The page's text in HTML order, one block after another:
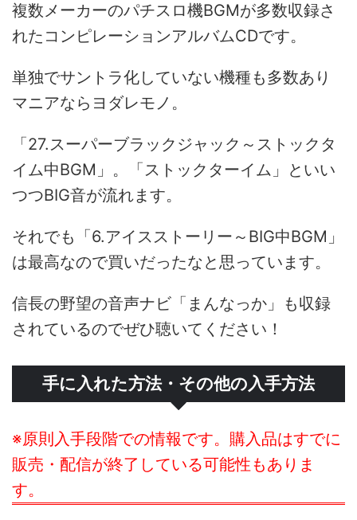
複数メーカーのパチスロ機BGMが多数収録さ
れたコンピレーションアルバムCDです。
単独でサントラ化していない機種も多数あり
マニアならヨダレモノ。
「27.スーパーブラックジャック～ストックタ
イム中BGM」。「ストックターイム」といい
つつBIG音が流れます。
それでも「6.アイスストーリー～BIG中BGM」
は最高なので買いだったなと思っています。
信長の野望の音声ナビ「まんなっか」も収録
されているのでぜひ聴いてください！
手に入れた方法・その他の入手方法
※原則入手段階での情報です。購入品はすでに
販売・配信が終了している可能性もありま
す。